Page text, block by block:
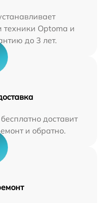
техники Optoma и
до 3 лет.
доставит
и обратно.